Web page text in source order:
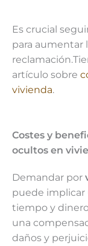
Es crucial
para aumentar
artículo sobre
vivienda.
Costes y
ocultos en
Demandar por
puede implicar
tiempo y
una
daños y